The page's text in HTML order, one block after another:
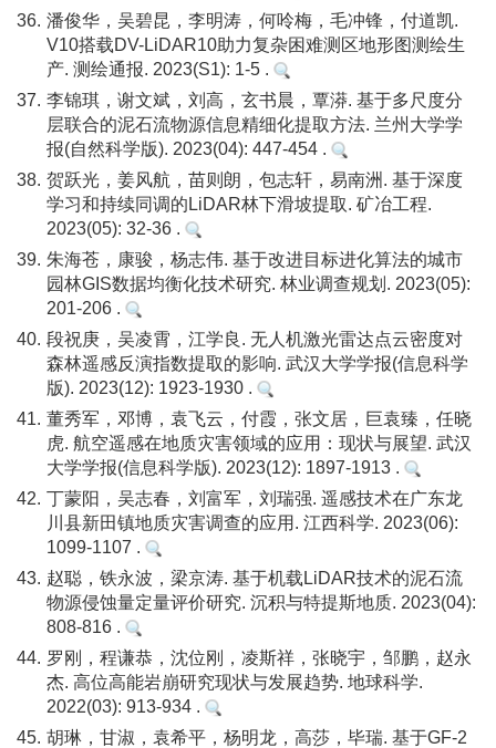
36. 潘俊华，吴碧昆，李明涛，何呤梅，毛冲锋，付道凯.
V10搭载DV-LiDAR10助力复杂困难测区地形图测绘生
产. 测绘通报. 2023(S1): 1-5 .
37. 李锦琪，谢文斌，刘高，玄书晨，覃漭. 基于多尺度分
层联合的泥石流物源信息精细化提取方法. 兰州大学学
报(自然科学版). 2023(04): 447-454 .
38. 贺跃光，姜风航，苗则朗，包志轩，易南洲. 基于深度
学习和持续同调的LiDAR林下滑坡提取. 矿冶工程.
2023(05): 32-36 .
39. 朱海苍，康骏，杨志伟. 基于改进目标进化算法的城市
园林GIS数据均衡化技术研究. 林业调查规划. 2023(05):
201-206 .
40. 段祝庚，吴凌霄，江学良. 无人机激光雷达点云密度对
森林遥感反演指数提取的影响. 武汉大学学报(信息科学
版). 2023(12): 1923-1930 .
41. 董秀军，邓博，袁飞云，付霞，张文居，巨袁臻，任晓
虎. 航空遥感在地质灾害领域的应用：现状与展望. 武汉
大学学报(信息科学版). 2023(12): 1897-1913 .
42. 丁蒙阳，吴志春，刘富军，刘瑞强. 遥感技术在广东龙
川县新田镇地质灾害调查的应用. 江西科学. 2023(06):
1099-1107 .
43. 赵聪，铁永波，梁京涛. 基于机载LiDAR技术的泥石流
物源侵蚀量定量评价研究. 沉积与特提斯地质. 2023(04):
808-816 .
44. 罗刚，程谦恭，沈位刚，凌斯祥，张晓宇，邹鹏，赵永
杰. 高位高能岩崩研究现状与发展趋势. 地球科学.
2022(03): 913-934 .
45. 胡琳，甘淑，袁希平，杨明龙，高莎，毕瑞. 基于GF-2